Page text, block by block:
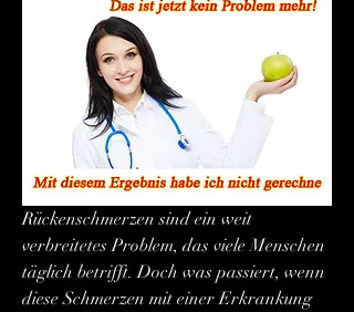
Rückenschmerzen sind ein weit
verbreitetes Problem, das viele Menschen
täglich betrifft. Doch was passiert, wenn
diese Schmerzen mit einer Erkrankung